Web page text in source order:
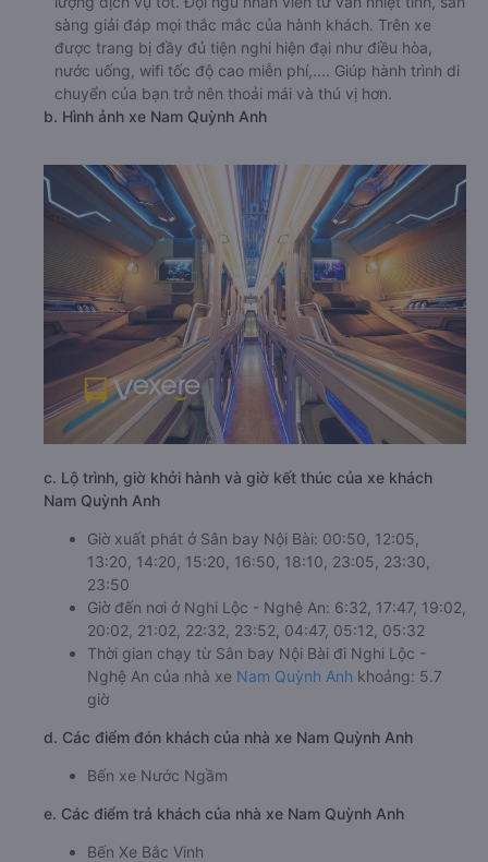
sàng giải đáp mọi thắc mắc của hành khách. Trên xe
được trang bị đầy đủ tiện nghi hiện đại như điều hòa,
nước uống, wifi tốc độ cao miễn phí,.... Giúp hành trình di
chuyển của bạn trở nên thoải mái và thú vị hơn.
b. Hình ảnh xe Nam Quỳnh Anh
c. Lộ trình, giờ khởi hành và giờ kết thúc của xe khách
Nam Quỳnh Anh
Giờ xuất phát ở Sân bay Nội Bài: 00:50, 12:05,
13:20, 14:20, 15:20, 16:50, 18:10, 23:05, 23:30,
23:50
Giờ đến nơi ở Nghi Lộc - Nghệ An: 6:32, 17:47, 19:02,
20:02, 21:02, 22:32, 23:52, 04:47, 05:12, 05:32
Thời gian chạy từ Sân bay Nội Bài đi Nghi Lộc -
Nghệ An của nhà xe Nam Quỳnh Anh khoảng: 5.7
giờ
d. Các điểm đón khách của nhà xe Nam Quỳnh Anh
Bến xe Nước Ngầm
e. Các điểm trả khách của nhà xe Nam Quỳnh Anh
Bến Xe Bắc Vinh